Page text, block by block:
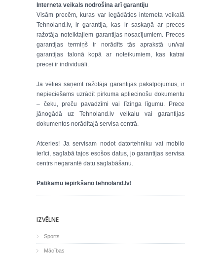
Interneta veikals nodrošina arī garantiju
Visām precēm, kuras var iegādāties interneta veikalā
Tehnoland.lv, ir garantija, kas ir saskaņā ar preces
ražotāja noteiktajiem garantijas nosacījumiem. Preces
garantijas termiņš ir norādīts tās aprakstā un/vai
garantijas talonā kopā ar noteikumiem, kas katrai
precei ir individuāli.
Ja vēlies saņemt ražotāja garantijas pakalpojumus, ir
nepieciešams uzrādīt pirkuma apliecinošu dokumentu
– čeku, preču pavadzīmi vai līzinga līgumu. Prece
jānogādā uz Tehnoland.lv veikalu vai garantijas
dokumentos norādītajā servisa centrā.
Atceries! Ja servisam nodot datortehniku vai mobilo
ierīci, saglabā tajos esošos datus, jo garantijas servisa
centrs negarantē datu saglabāšanu.
Patikamu iepirkšano tehnoland.lv!
IZVĒLNE
Sports
Mācības